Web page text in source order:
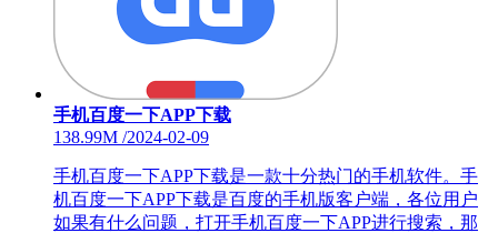
手机百度一下APP下载
138.99M /2024-02-09
手机百度一下APP下载是一款十分热门的手机软件。手
机百度一下APP下载是百度的手机版客户端，各位用户
如果有什么问题，打开手机百度一下APP进行搜索，那